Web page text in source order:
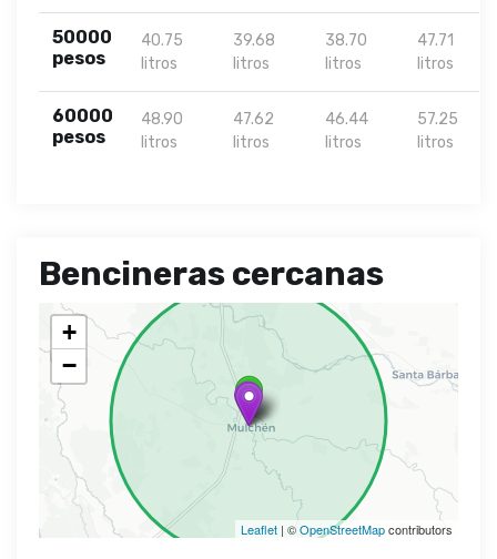
50000
pesos
40.75
litros
39.68
litros
38.70
litros
47.71
litros
60000
pesos
48.90
litros
47.62
litros
46.44
litros
57.25
litros
Bencineras cercanas
+
−
Leaflet | ©OpenStreetMapcontributors